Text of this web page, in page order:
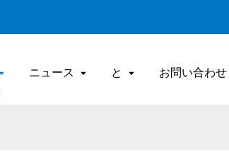
ニュース と お問い合わせ